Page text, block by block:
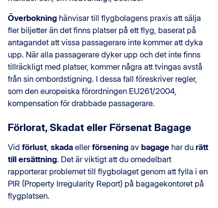
Överbokning hänvisar till flygbolagens praxis att sälja
fler biljetter än det finns platser på ett flyg, baserat på
antagandet att vissa passagerare inte kommer att dyka
upp. När alla passagerare dyker upp och det inte finns
tillräckligt med platser, kommer några att tvingas avstå
från sin ombordstigning. I dessa fall föreskriver regler,
som den europeiska förordningen EU261/2004,
kompensation för drabbade passagerare.
Förlorat, Skadat eller Försenat Bagage
Vid förlust skada ellerförsening av bagage har du rätt
till ersättning. Det är viktigt att du omedelbart
rapporterar problemet till flygbolaget genom att fylla i en
PIR (Property Irregularity Report) på bagagekontoret på
flygplatsen.